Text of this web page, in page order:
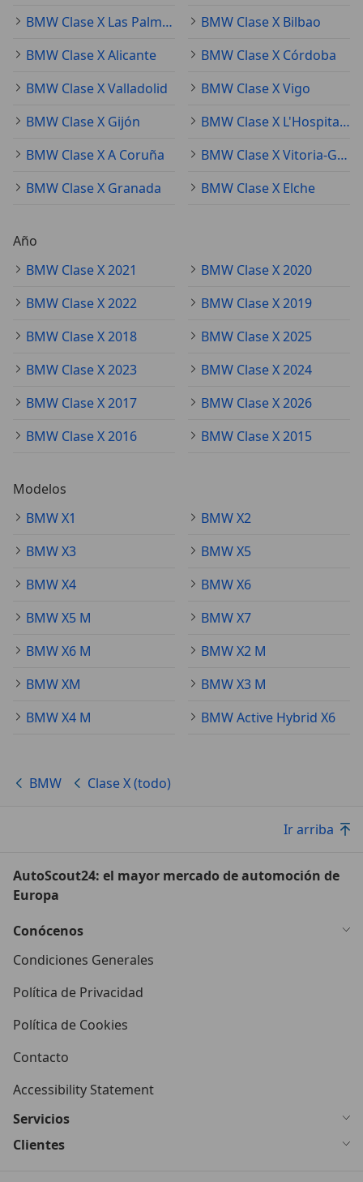
BMW Clase X Las Palmas de Gran Canaria
BMW Clase X Bilbao
BMW Clase X Alicante
BMW Clase X Córdoba
BMW Clase X Valladolid
BMW Clase X Vigo
BMW Clase X Gijón
BMW Clase X L'Hospitalet de Llobregat
BMW Clase X A Coruña
BMW Clase X Vitoria-Gasteiz
BMW Clase X Granada
BMW Clase X Elche
Año
BMW Clase X 2021
BMW Clase X 2020
BMW Clase X 2022
BMW Clase X 2019
BMW Clase X 2018
BMW Clase X 2025
BMW Clase X 2023
BMW Clase X 2024
BMW Clase X 2017
BMW Clase X 2026
BMW Clase X 2016
BMW Clase X 2015
Modelos
BMW X1
BMW X2
BMW X3
BMW X5
BMW X4
BMW X6
BMW X5 M
BMW X7
BMW X6 M
BMW X2 M
BMW XM
BMW X3 M
BMW X4 M
BMW Active Hybrid X6
BMW Clase X (todo)
Ir arriba
AutoScout24: el mayor mercado de automoción de
Europa
Conócenos
Condiciones Generales
Política de Privacidad
Política de Cookies
Contacto
Accessibility Statement
Servicios
Clientes